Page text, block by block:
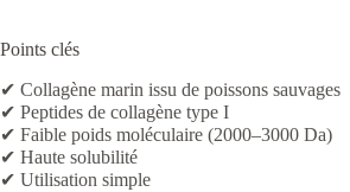
Points clés
✔ Collagène marin issu de poissons sauvages
✔ Peptides de collagène type I
✔ Faible poids moléculaire (2000–3000 Da)
✔ Haute solubilité
✔ Utilisation simple